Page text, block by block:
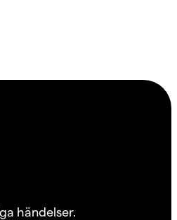
händelser.